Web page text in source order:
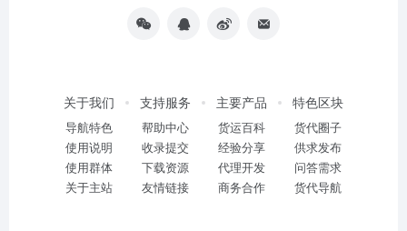
关于我们
导航特色
使用说明
使用群体
关于主站
支持服务
帮助中心
收录提交
下载资源
友情链接
主要产品
货运百科
经验分享
代理开发
商务合作
特色区块
货代圈子
供求发布
问答需求
货代导航